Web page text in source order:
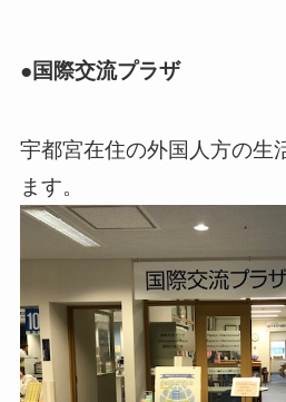
●国際交流プラザ
宇都宮在住の外国人方の生
ます。